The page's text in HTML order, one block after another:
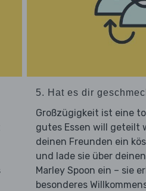
5. Hat es dir
Großzügigkeit ist eine
gutes Essen will geteilt
deinen Freunden ein
und lade sie über
Marley Spoon ein – sie
besonderes